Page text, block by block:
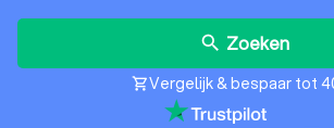
search Zoeken
shopping_cartVergelijk & bespaar tot